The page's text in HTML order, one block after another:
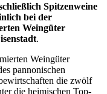
Spitzenweine
bei der
Weingüter
.
Weingüter
pannonischen
die zwölf
die heimischen Top-